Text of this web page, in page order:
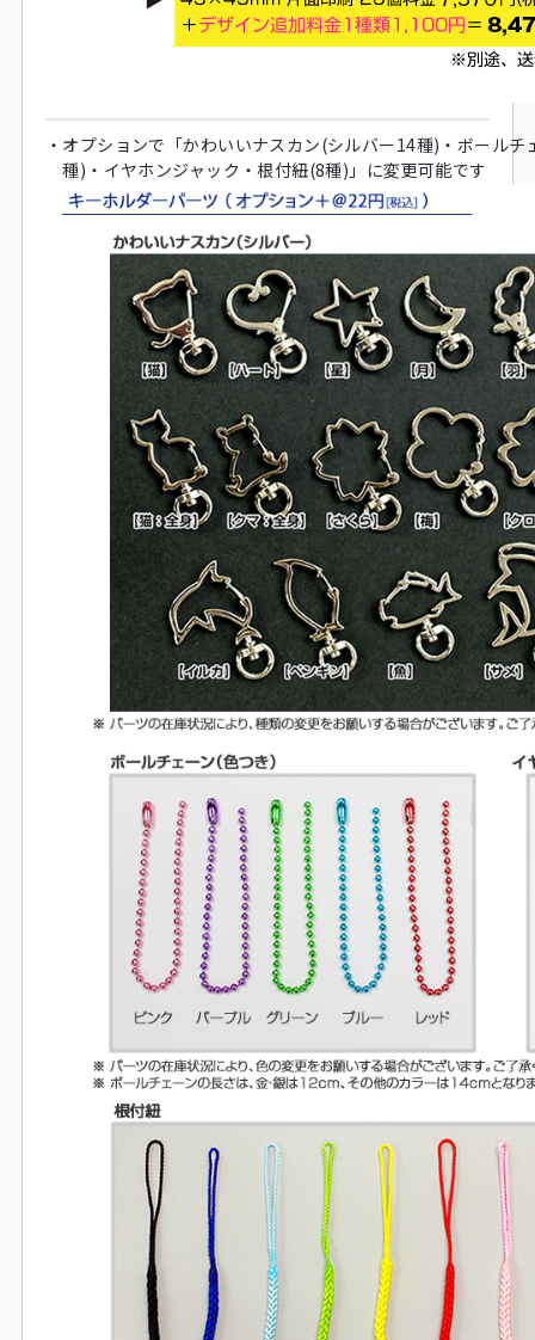
・ オプションで「かわいいナスカン(シルバー14種)・ボールチ
種)・イヤホンジャック・根付紐(8種)」に変更可能です